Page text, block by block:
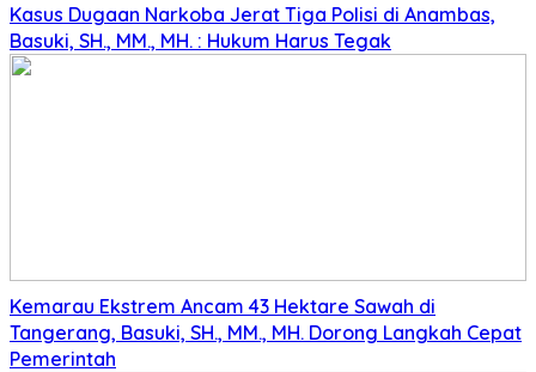
Kasus Dugaan Narkoba Jerat Tiga Polisi di Anambas,
Basuki, SH., MM., MH. : Hukum Harus Tegak
Kemarau Ekstrem Ancam 43 Hektare Sawah di
Tangerang, Basuki, SH., MM., MH. Dorong Langkah Cepat
Pemerintah